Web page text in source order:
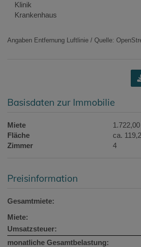
Klinik
Krankenhaus
Angaben Entfernung Luftlinie / Quelle:
Basisdaten zur Immobilie
Miete
Fläche
ca.
Zimmer 4
Preisinformation
Gesamtmiete:
Miete:
Umsatzsteuer:
monatliche Gesamtbelastung: